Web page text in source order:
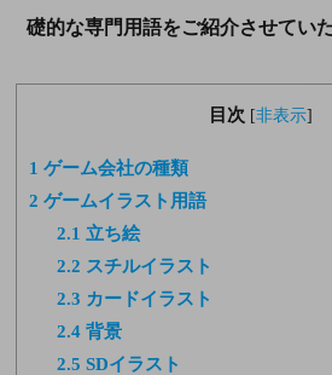
礎的な専門用語をご紹介させてい
目次 [非表示]
1 ゲーム会社の種類
2 ゲームイラスト用語
2.1 立ち絵
2.2 スチルイラスト
2.3 カードイラスト
2.4 背景
2.5 SDイラスト